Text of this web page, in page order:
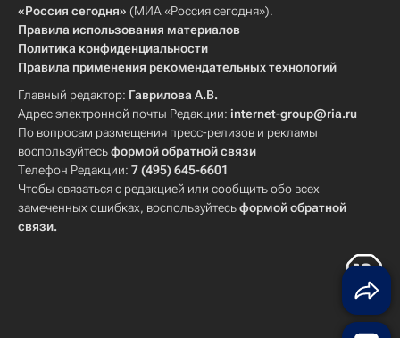
«Россия сегодня» (МИА «Россия сегодня»).
Правила использования материалов
Политика конфиденциальности
Правила применения рекомендательных технологий
Главный редактор: Гаврилова А.В.
Адрес электронной почты Редакции: internet-group@ria.ru
По вопросам размещения пресс-релизов и рекламы
воспользуйтесьформой обратной связи
Телефон Редакции: 7 (495) 645-6601
Чтобы связаться с редакцией или сообщить обо всех
замеченных ошибках, воспользуйтесьформой обратной
связи.